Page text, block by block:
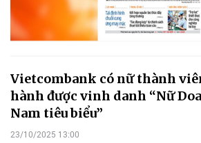
Vietcombank có nữ thành
hành được vinh danh “Nữ
Nam tiêu biểu”
23/10/2025 13:00